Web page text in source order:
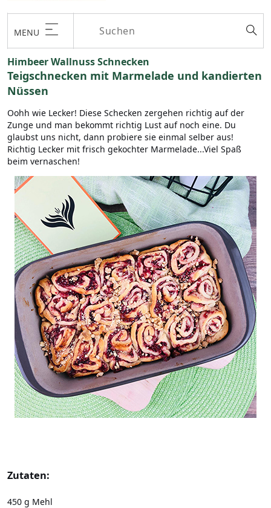
MENU
Himbeer Wallnuss Schnecken
Teigschnecken mit Marmelade und kandierten
Nüssen
Oohh wie Lecker! Diese Schecken zergehen richtig auf der
Zunge und man bekommt richtig Lust auf noch eine. Du
glaubst uns nicht, dann probiere sie einmal selber aus!
Richtig Lecker mit frisch gekochter Marmelade...Viel Spaß
beim vernaschen!
Zutaten:
450 g Mehl